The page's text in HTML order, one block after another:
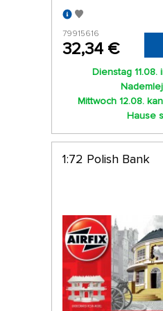
79915616
32,34 €
Dienstag 11.08.
Mittwoch 12.08.
Hause
1:72 Polish Bank